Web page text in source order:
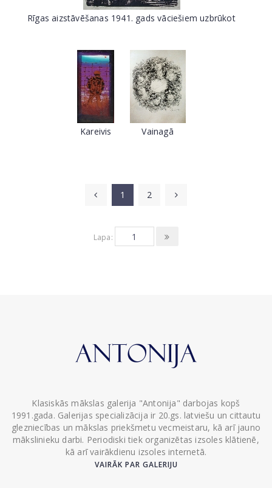
Rīgas aizstāvēšanas 1941. gads vāciešiem uzbrūkot
Kareivis Vainagā
1 2
Lapa:
Klasiskās mākslas galerija "Antonija" darbojas kopš
1991.gada. Galerijas specializācija ir 20.gs. latviešu un cittautu
glezniecības un mākslas priekšmetu vecmeistaru, kā arī jauno
mākslinieku darbi. Periodiski tiek organizētas izsoles klātienē,
kā arī vairākdienu izsoles internetā.
VAIRĀK PAR GALERIJU